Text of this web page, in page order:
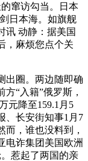
窜访勾当。日本
日本海。如旗舰
讯 动静：据美国
，麻烦您点个关
圈。两边随即确
“入籍”俄罗斯，
元降至159.1月5
、长安街知事1月7
而，谁也没料到，
电诈集团美国欧洲
惹起了两国的亲